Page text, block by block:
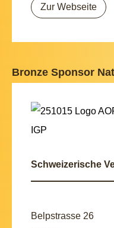
Zur Webseite
Bronze Sponsor
Schweizerische
Belpstrasse 26